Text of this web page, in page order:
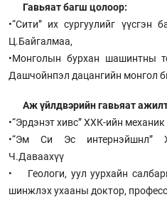
Гавьяат багш цолоор:
•“Сити” их сургуулийг үүсгэн
Ц.Байгалмаа,
•Монголын бурхан шашинтны
Дашчойнпэл дацангийн монгол
Аж үйлдвэрийн гавьяат
•“Эрдэнэт хивс” ХХК-ийн
•“Эм Си Эс интернэйшнл”
Ч.Даваахүү
• Геологи, уул уурхайн
шинжлэх ухааны доктор,